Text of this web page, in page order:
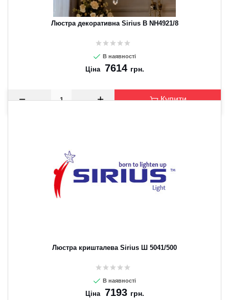
Люстра декоративна Sirius B NH4921/8
В наявності
Ціна 7614 грн.
Купити
Люстра кришталева Sirius Ш 5041/500
В наявності
Ціна 7193 грн.
CANCEL